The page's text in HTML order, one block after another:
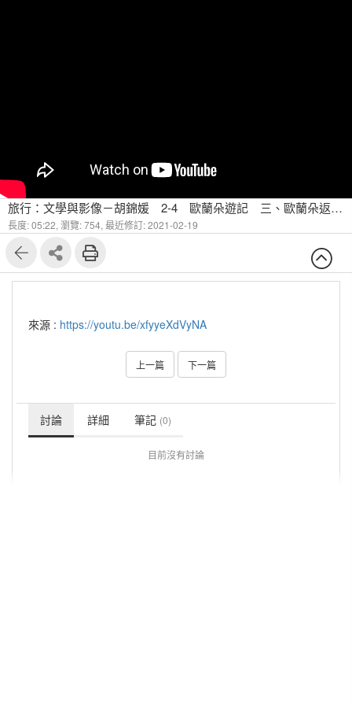
旅行：文學與影像－胡錦媛 2-4 歐蘭朵遊記 三、歐蘭朵返鄉回家
長度: 05:22, 瀏覽: 754, 最近修訂: 2021-02-19
來源 : https://youtu.be/xfyyeXdVyNA
上一篇 下一篇
討論 詳細 筆記 (0)
目前沒有討論